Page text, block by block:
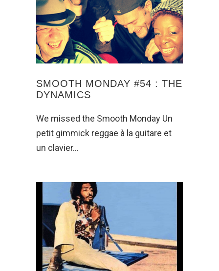
SMOOTH MONDAY #54 : THE
DYNAMICS
We missed the Smooth Monday Un
petit gimmick reggae à la guitare et
un clavier…